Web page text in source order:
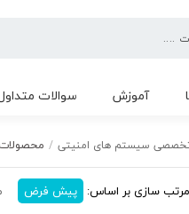
آموزش سوالات
سیستم های امنیتی /
مرتب سازی بر اساس: پیش فرض